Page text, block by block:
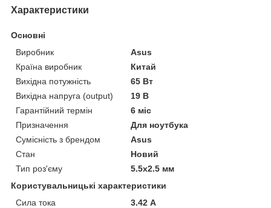
Характеристики
Основні
Виробник
Asus
Країна виробник
Китай
Вихідна потужність
65 Вт
Вихідна напруга (output)
19 В
Гарантійний термін
6 міс
Призначення
Для ноутбука
Сумісність з брендом
Asus
Стан
Новий
Тип роз'єму
5.5x2.5 мм
Користувальницькі характеристики
Сила тока
3.42 А